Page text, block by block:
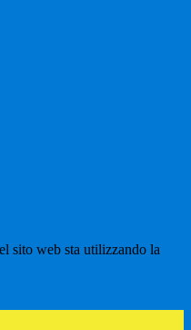
sito web sta utilizzando la